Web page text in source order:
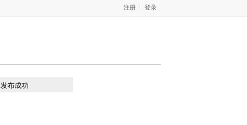
登录
注册
发布成功